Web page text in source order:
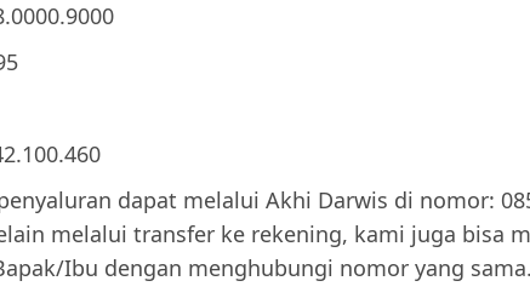
dapat melalui Akhi Darwis di nomor:
melalui transfer ke rekening, kami juga bisa
Ibu dengan menghubungi nomor yang sama.